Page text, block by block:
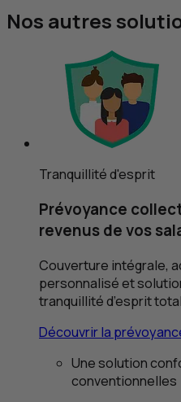
Nos autres
Tranquillité d'esprit
Prévoyance
revenus de vos
Couverture intégrale,
personnalisé et
tranquillité d’esprit
Découvrir la
Une solution
conventionnelles